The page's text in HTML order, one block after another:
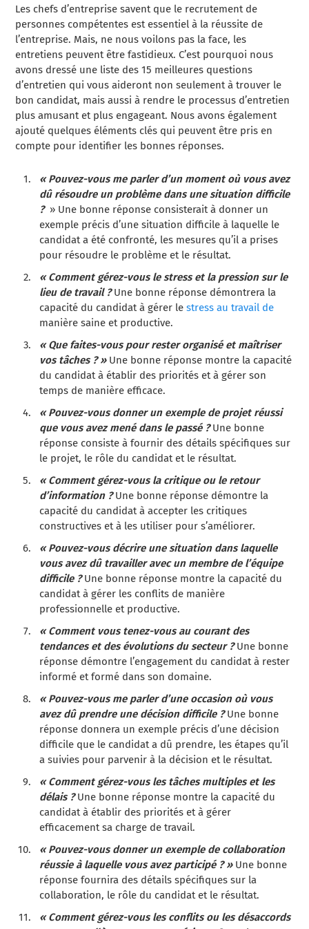
Les chefs d’entreprise savent que le recrutement de
personnes compétentes est essentiel à la réussite de
l’entreprise. Mais, ne nous voilons pas la face, les
entretiens peuvent être fastidieux. C’est pourquoi nous
avons dressé une liste des 15 meilleures questions
d’entretien qui vous aideront non seulement à trouver le
bon candidat, mais aussi à rendre le processus d’entretien
plus amusant et plus engageant. Nous avons également
ajouté quelques éléments clés qui peuvent être pris en
compte pour identifier les bonnes réponses.
« Pouvez-vous me parler d’un moment où vous avez
dû résoudre un problème dans une situation difficile
? » Une bonne réponse consisterait à donner un
exemple précis d’une situation difficile à laquelle le
candidat a été confronté, les mesures qu’il a prises
pour résoudre le problème et le résultat.
« Comment gérez-vous le stress et la pression sur le
lieu de travail ? Une bonne réponse démontrera la
capacité du candidat à gérer lestress au travail de
manière saine et productive.
« Que faites-vous pour rester organisé et maîtriser
vos tâches ? » Une bonne réponse montre la capacité
du candidat à établir des priorités et à gérer son
temps de manière efficace.
« Pouvez-vous donner un exemple de projet réussi
que vous avez mené dans le passé ? Une bonne
réponse consiste à fournir des détails spécifiques sur
le projet, le rôle du candidat et le résultat.
« Comment gérez-vous la critique ou le retour
d’information ? Une bonne réponse démontre la
capacité du candidat à accepter les critiques
constructives et à les utiliser pour s’améliorer.
« Pouvez-vous décrire une situation dans laquelle
vous avez dû travailler avec un membre de l’équipe
difficile ? Une bonne réponse montre la capacité du
candidat à gérer les conflits de manière
professionnelle et productive.
« Comment vous tenez-vous au courant des
tendances et des évolutions du secteur ? Une bonne
réponse démontre l’engagement du candidat à rester
informé et formé dans son domaine.
« Pouvez-vous me parler d’une occasion où vous
avez dû prendre une décision difficile ? Une bonne
réponse donnera un exemple précis d’une décision
difficile que le candidat a dû prendre, les étapes qu’il
a suivies pour parvenir à la décision et le résultat.
« Comment gérez-vous les tâches multiples et les
délais ? Une bonne réponse montre la capacité du
candidat à établir des priorités et à gérer
efficacement sa charge de travail.
« Pouvez-vous donner un exemple de collaboration
réussie à laquelle vous avez participé ? » Une bonne
réponse fournira des détails spécifiques sur la
collaboration, le rôle du candidat et le résultat.
« Comment gérez-vous les conflits ou les désaccords